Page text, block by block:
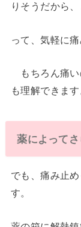
りそうだから
って、気軽に
もちろん痛い
も理解できます
薬によって
でも、痛み止
す。